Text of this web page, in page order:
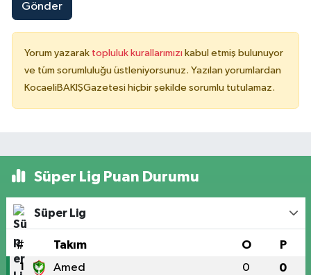
Gönder
Yorum yazarak topluluk kurallarımızı kabul etmiş bulunuyor
ve tüm sorumluluğu üstleniyorsunuz. Yazılan yorumlardan
KocaeliBAKIŞGazetesi hiçbir şekilde sorumlu tutulamaz.
Süper Lig Puan Durumu
Süper Lig
# Takım O P
1 Amed 0 0